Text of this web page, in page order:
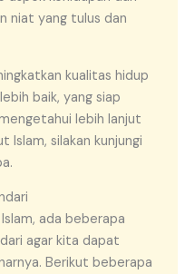
niat yang tulus dan
kualitas hidup
baik, yang siap
lebih lanjut
silakan kunjungi
ada beberapa
agar kita dapat
Berikut beberapa